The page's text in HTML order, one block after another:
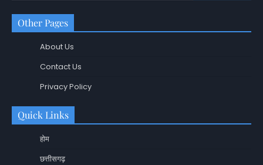
Other Pages
About Us
Contact Us
Privacy Policy
Quick Links
होम
छत्तीसगढ़